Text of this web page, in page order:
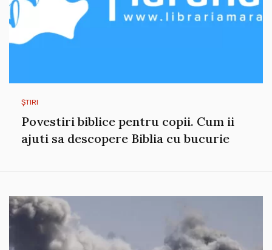
ȘTIRI
Povestiri biblice pentru copii. Cum ii
ajuti sa descopere Biblia cu bucurie